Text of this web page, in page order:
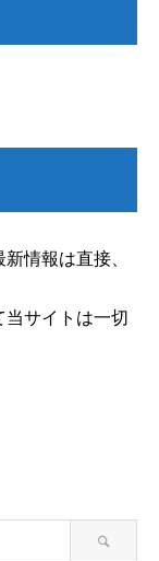
情報は直接、
サイトは一切